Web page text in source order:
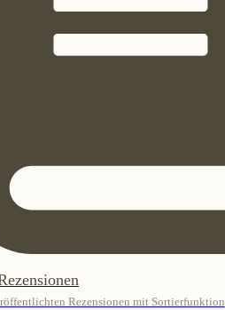
Rezensionen mit Sortierfunktion